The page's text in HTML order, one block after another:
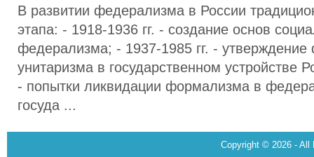
В развитии федерализма в России
этапа: - 1918-1936 гг. - создание основ
федерализма; - 1937-1985 гг. - утверждение
унитаризма в государственном устройстве
- попытки ликвидации формализма в
госуда ...
Copyright © 2026 - All